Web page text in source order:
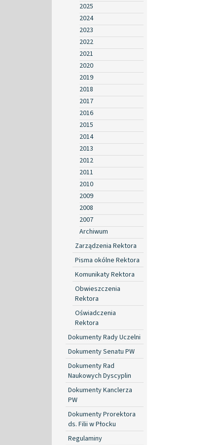
2025
2024
2023
2022
2021
2020
2019
2018
2017
2016
2015
2014
2013
2012
2011
2010
2009
2008
2007
Archiwum
Zarządzenia Rektora
Pisma okólne Rektora
Komunikaty Rektora
Obwieszczenia
Rektora
Oświadczenia
Rektora
Dokumenty Rady Uczelni
Dokumenty Senatu PW
Dokumenty Rad
Naukowych Dyscyplin
Dokumenty Kanclerza
PW
Dokumenty Prorektora
ds. Filii w Płocku
Regulaminy